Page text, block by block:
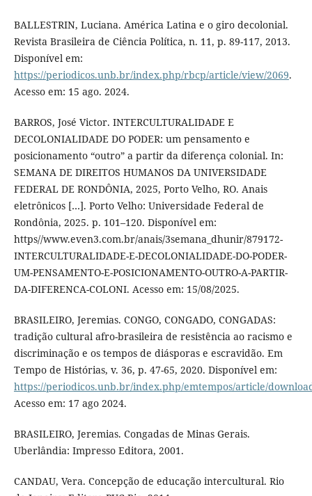
BALLESTRIN, Luciana. América Latina e o giro decolonial.
Revista Brasileira de Ciência Política, n. 11, p. 89-117, 2013.
Disponível em:
https://periodicos.unb.br/index.php/rbcp/article/view/2069.
Acesso em: 15 ago. 2024.
BARROS, José Victor. INTERCULTURALIDADE E
DECOLONIALIDADE DO PODER: um pensamento e
posicionamento “outro” a partir da diferença colonial. In:
SEMANA DE DIREITOS HUMANOS DA UNIVERSIDADE
FEDERAL DE RONDÔNIA, 2025, Porto Velho, RO. Anais
eletrônicos […]. Porto Velho: Universidade Federal de
Rondônia, 2025. p. 101–120. Disponível em:
https//www.even3.com.br/anais/3semana_dhunir/879172-
INTERCULTURALIDADE-E-DECOLONIALIDADE-DO-PODER-
UM-PENSAMENTO-E-POSICIONAMENTO-OUTRO-A-PARTIR-
DA-DIFERENCA-COLONI. Acesso em: 15/08/2025.
BRASILEIRO, Jeremias. CONGO, CONGADO, CONGADAS:
tradição cultural afro-brasileira de resistência ao racismo e
discriminação e os tempos de diásporas e escravidão. Em
Tempo de Histórias, v. 36, p. 47-65, 2020. Disponível em:
https://periodicos.unb.br/index.php/emtempos/article/
Acesso em: 17 ago 2024.
BRASILEIRO, Jeremias. Congadas de Minas Gerais.
Uberlândia: Impresso Editora, 2001.
CANDAU, Vera. Concepção de educação intercultural. Rio